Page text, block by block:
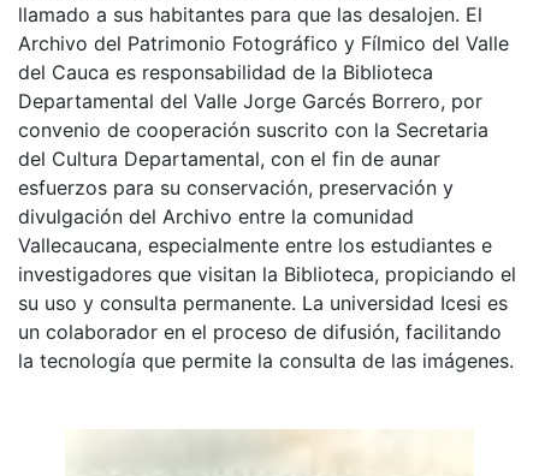
llamado a sus habitantes para que las desalojen. El
Archivo del Patrimonio Fotográfico y Fílmico del Valle
del Cauca es responsabilidad de la Biblioteca
Departamental del Valle Jorge Garcés Borrero, por
convenio de cooperación suscrito con la Secretaria
del Cultura Departamental, con el fin de aunar
esfuerzos para su conservación, preservación y
divulgación del Archivo entre la comunidad
Vallecaucana, especialmente entre los estudiantes e
investigadores que visitan la Biblioteca, propiciando el
su uso y consulta permanente. La universidad Icesi es
un colaborador en el proceso de difusión, facilitando
la tecnología que permite la consulta de las imágenes.